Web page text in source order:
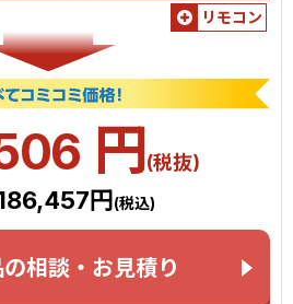
リモコン
円(税抜)
円 (税込)
相談・お見積り